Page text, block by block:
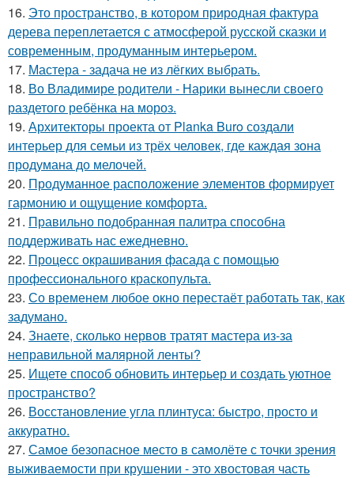
16. Это пространство, в котором природная фактура
дерева переплетается с атмосферой русской сказки и
современным, продуманным интерьером.
17. Мастера - задача не из лёгких выбрать.
18. Во Владимире родители - Нарики вынесли своего
раздетого ребёнка на мороз.
19. Архитекторы проекта от Planka Buro создали
интерьер для семьи из трёх человек, где каждая зона
продумана до мелочей.
20. Продуманное расположение элементов формирует
гармонию и ощущение комфорта.
21. Правильно подобранная палитра способна
поддерживать нас ежедневно.
22. Процесс окрашивания фасада с помощью
профессионального краскопульта.
23. Со временем любое окно перестаёт работать так, как
задумано.
24. Знаете, сколько нервов тратят мастера из-за
неправильной малярной ленты?
25. Ищете способ обновить интерьер и создать уютное
пространство?
26. Восстановление угла плинтуса: быстро, просто и
аккуратно.
27. Самое безопасное место в самолёте с точки зрения
выживаемости при крушении - это хвостовая часть